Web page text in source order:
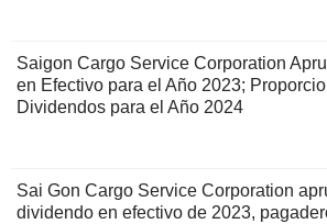
Saigon Cargo Service Corporation
en Efectivo para el Año 2023;
Dividendos para el Año 2024
Sai Gon Cargo Service Corporation
dividendo en efectivo de 2023,